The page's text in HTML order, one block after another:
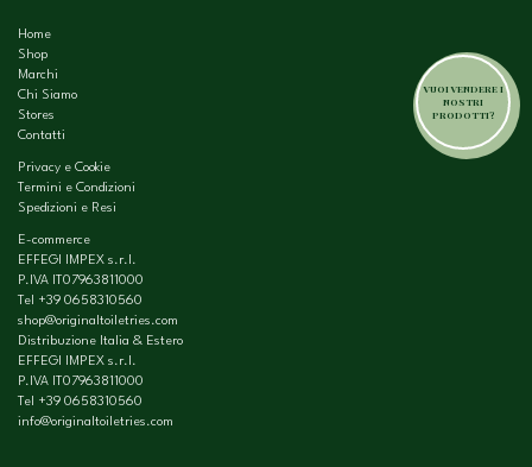
VUOI VENDERE I
NOSTRI
PRODOTTI?
Home
Shop
Marchi
Chi Siamo
Stores
Contatti
Privacy e Cookie
Termini e Condizioni
Spedizioni e Resi
E-commerce
EFFEGI IMPEX s.r.l.
P.IVA IT07963811000
Tel +39 0658310560
shop@originaltoiletries.com
Distribuzione Italia & Estero
EFFEGI IMPEX s.r.l.
P.IVA IT07963811000
Tel +39 0658310560
info@originaltoiletries.com